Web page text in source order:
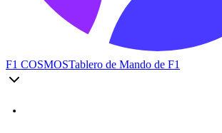
F1 COSMOSTablero de Mando de F1